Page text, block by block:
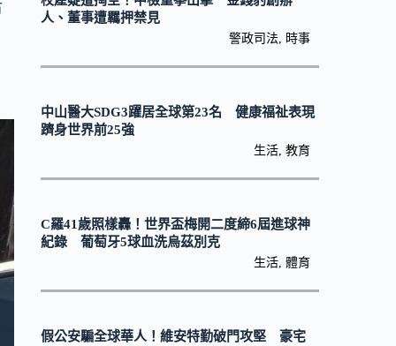
人、董事遭羈押禁見
警政司法, 時事
中山醫大SDG3躍居全球第23名 健康福祉表現
躋身世界前25強
生活, 教育
C羅41歲照樣轟！世界盃梅開二度締6屆進球神
紀錄 葡萄牙5球血洗烏茲別克
生活, 體育
假公安騙全球華人！維安特勤破門攻堅 豪宅